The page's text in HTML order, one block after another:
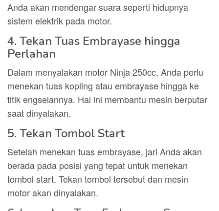
Anda akan mendengar suara seperti hidupnya
sistem elektrik pada motor.
4. Tekan Tuas Embrayase hingga
Perlahan
Dalam menyalakan motor Ninja 250cc, Anda perlu
menekan tuas kopling atau embrayase hingga ke
titik engselannya. Hal ini membantu mesin berputar
saat dinyalakan.
5. Tekan Tombol Start
Setelah menekan tuas embrayase, jari Anda akan
berada pada posisi yang tepat untuk menekan
tombol start. Tekan tombol tersebut dan mesin
motor akan dinyalakan.